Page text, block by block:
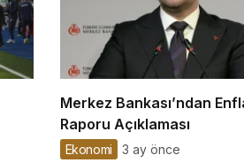
Merkez Bankası’ndan
Raporu Açıklaması
Ekonomi 3 ay önce